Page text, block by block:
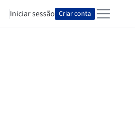
Iniciar sessão Criar conta